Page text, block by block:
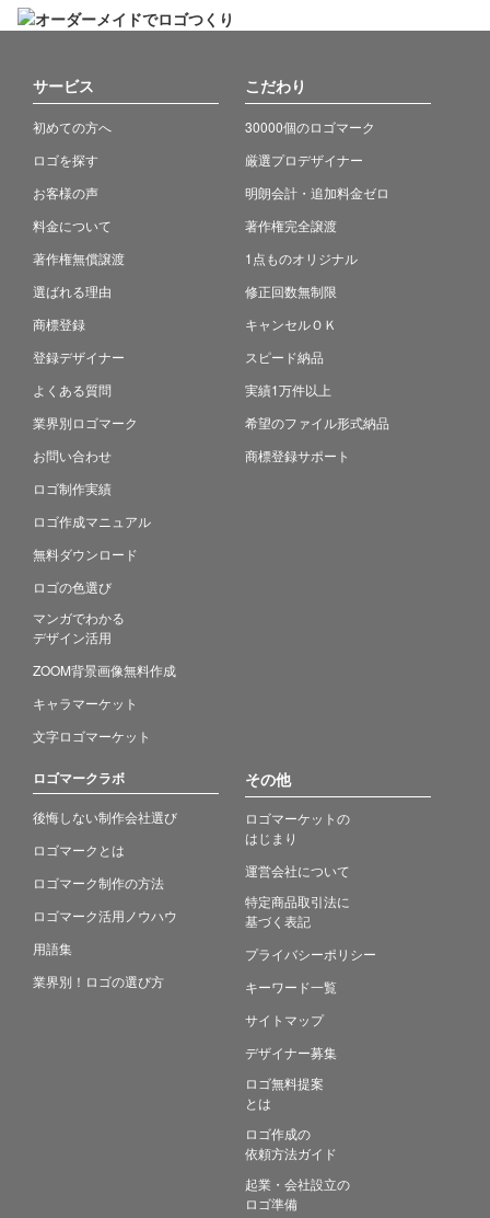
サービス
初めての方へ
ロゴを探す
お客様の声
料金について
著作権無償譲渡
選ばれる理由
商標登録
登録デザイナー
よくある質問
業界別ロゴマーク
お問い合わせ
ロゴ制作実績
ロゴ作成マニュアル
無料ダウンロード
ロゴの色選び
マンガでわかる
デザイン活用
ZOOM背景画像無料作成
キャラマーケット
文字ロゴマーケット
こだわり
30000個のロゴマーク
厳選プロデザイナー
明朗会計・追加料金ゼロ
著作権完全譲渡
1点ものオリジナル
修正回数無制限
キャンセルＯＫ
スピード納品
実績1万件以上
希望のファイル形式納品
商標登録サポート
ロゴマークラボ
後悔しない制作会社選び
ロゴマークとは
ロゴマーク制作の方法
ロゴマーク活用ノウハウ
用語集
業界別！ロゴの選び方
その他
ロゴマーケットの
はじまり
運営会社について
特定商品取引法に
基づく表記
プライバシーポリシー
キーワード一覧
サイトマップ
デザイナー募集
ロゴ無料提案
とは
ロゴ作成の
依頼方法ガイド
起業・会社設立の
ロゴ準備